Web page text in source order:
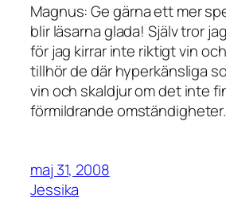
Magnus: Ge gärna ett mer
blir läsarna glada! Själv tror
för jag kirrar inte riktigt vin
tillhör de där hyperkänsliga
vin och skaldjur om det inte
förmildrande omständigheter.
maj 31, 2008
Jessika